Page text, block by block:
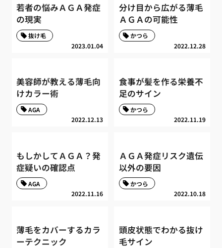
若者の悩みＡＧＡ発症
の現実
2023.01.04
抜け毛
分け目から広がる薄毛
ＡＧＡの可能性
2022.12.28
かつら
美容師が教える薄毛向
けカラー術
2022.12.13
AGA
食事が髪を作る栄養不
足のサイン
2022.11.19
かつら
もしかしてＡＧＡ？発
症疑いの確認点
2022.11.16
AGA
ＡＧＡ発症リスク遺伝
以外の要因
2022.10.18
かつら
薄毛をカバーするカラ
ーテクニック
頭皮状態でわかる抜け
毛サイン